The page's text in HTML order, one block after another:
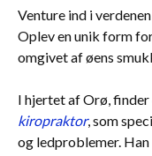
Venture ind i
Oplev en unik form
omgivet af øens
I hjertet af Orø,
kiropraktor, som
og ledproblemer.